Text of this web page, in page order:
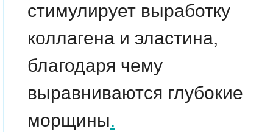
стимулирует выработку
коллагена и эластина,
благодаря чему
выравниваются глубокие
морщины.